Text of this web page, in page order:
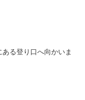
る登り口へ向かいま